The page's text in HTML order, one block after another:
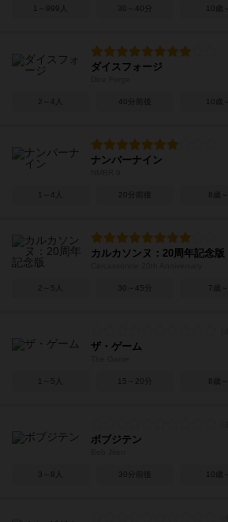
1～999人 30～40分 10歳～
ダイスフォージ
2～4人 40分前後 10歳～
ナンバーナイン
1～4人 20分前後 8歳～
カルカソンヌ：20周年記念版
2～5人 30～45分 7歳～
ザ・ゲーム
1～5人 15～20分 8歳～
ボブジテン
3～8人 30分前後 10歳～